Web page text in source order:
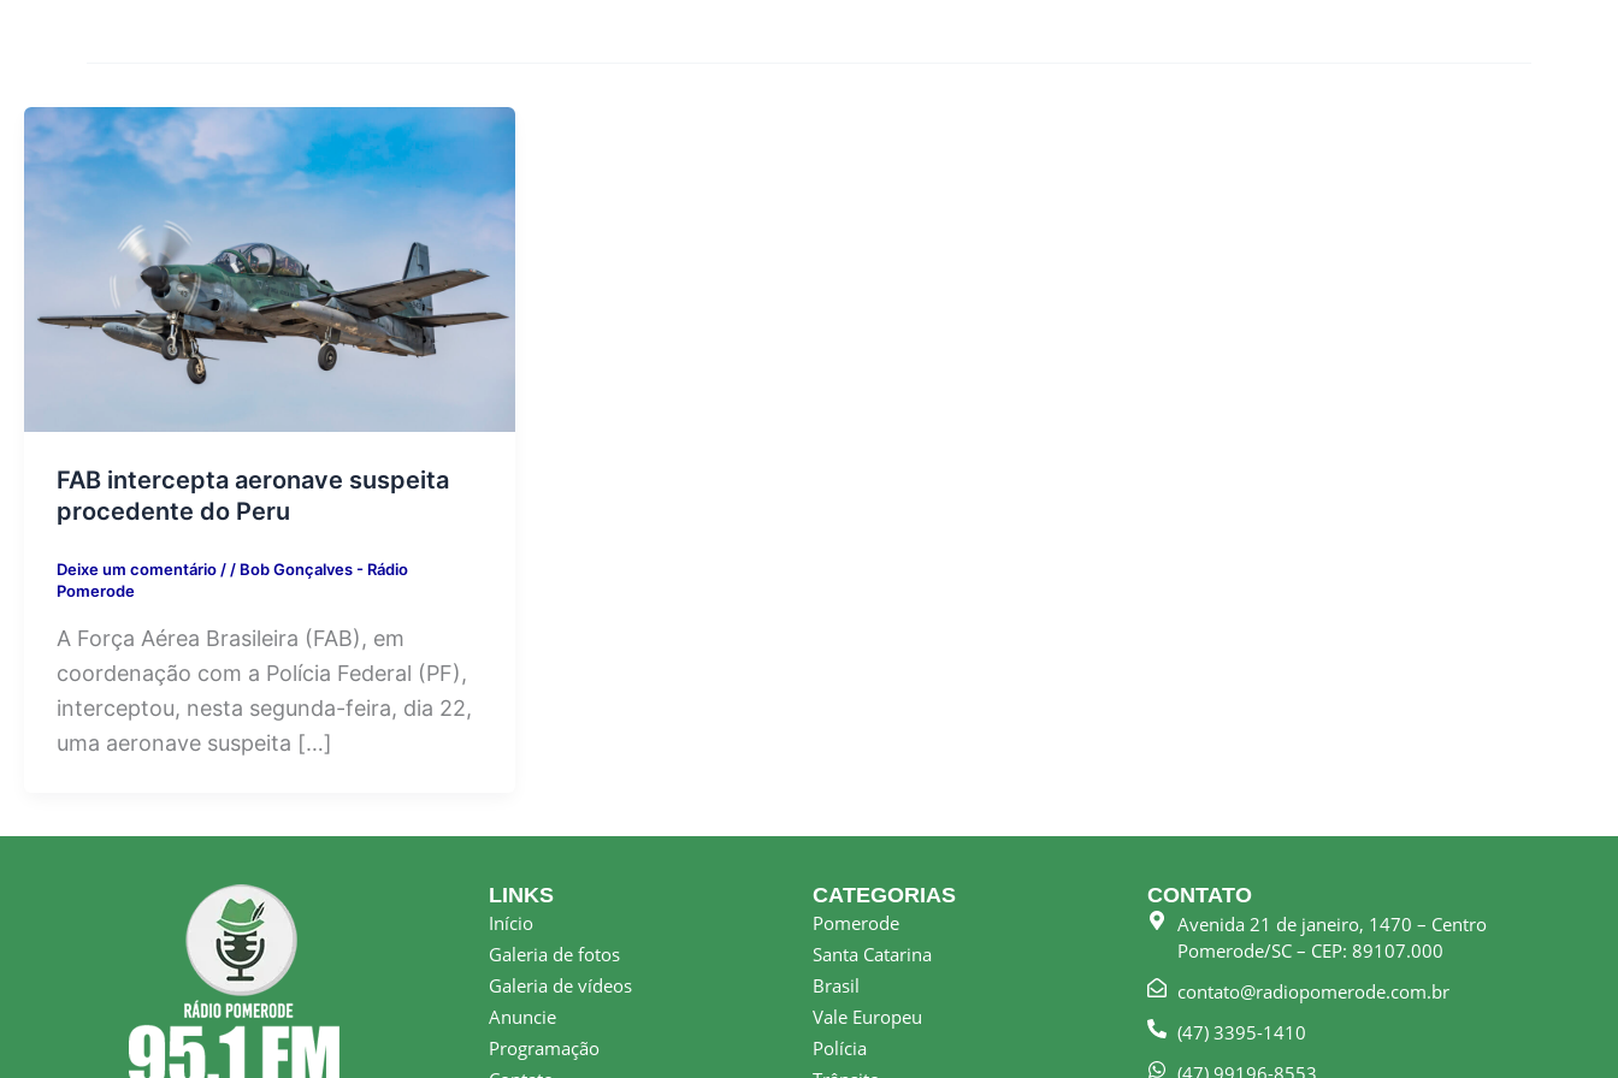
FAB intercepta aeronave suspeita
procedente do Peru
Deixe um comentário// Bob Gonçalves - Rádio
Pomerode
A Força Aérea Brasileira (FAB), em
coordenação com a Polícia Federal (PF),
interceptou, nesta segunda-feira, dia 22,
uma aeronave suspeita […]
LINKS
Início
Galeria de fotos
Galeria de vídeos
Anuncie
Programação
CATEGORIAS
Pomerode
Santa Catarina
Brasil
Vale Europeu
Polícia
CONTATO
Avenida 21 de janeiro, 1470 – Centro
Pomerode/SC – CEP: 89107.000
contato@radiopomerode.com.br
(47) 3395-1410
(47) 99196-8553